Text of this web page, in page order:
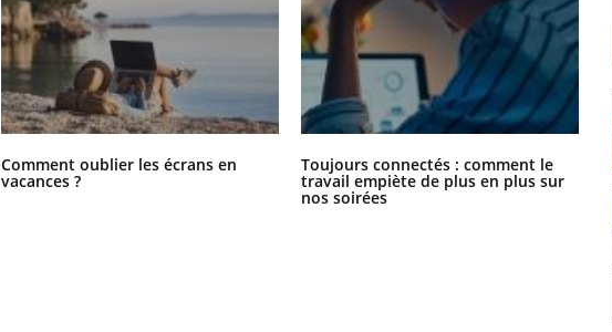
Comment oublier les écrans en
vacances ?
Toujours connectés : comment le
travail empiète de plus en plus sur
nos soirées